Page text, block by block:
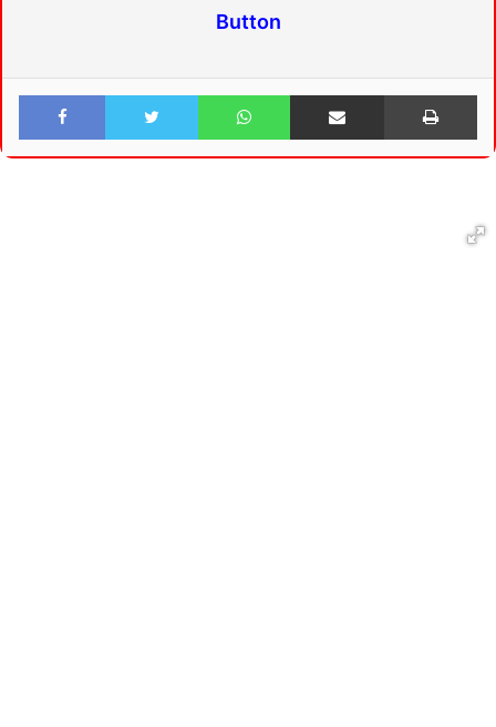
Button
Facebook Twitter WhatsApp Share via Email Print